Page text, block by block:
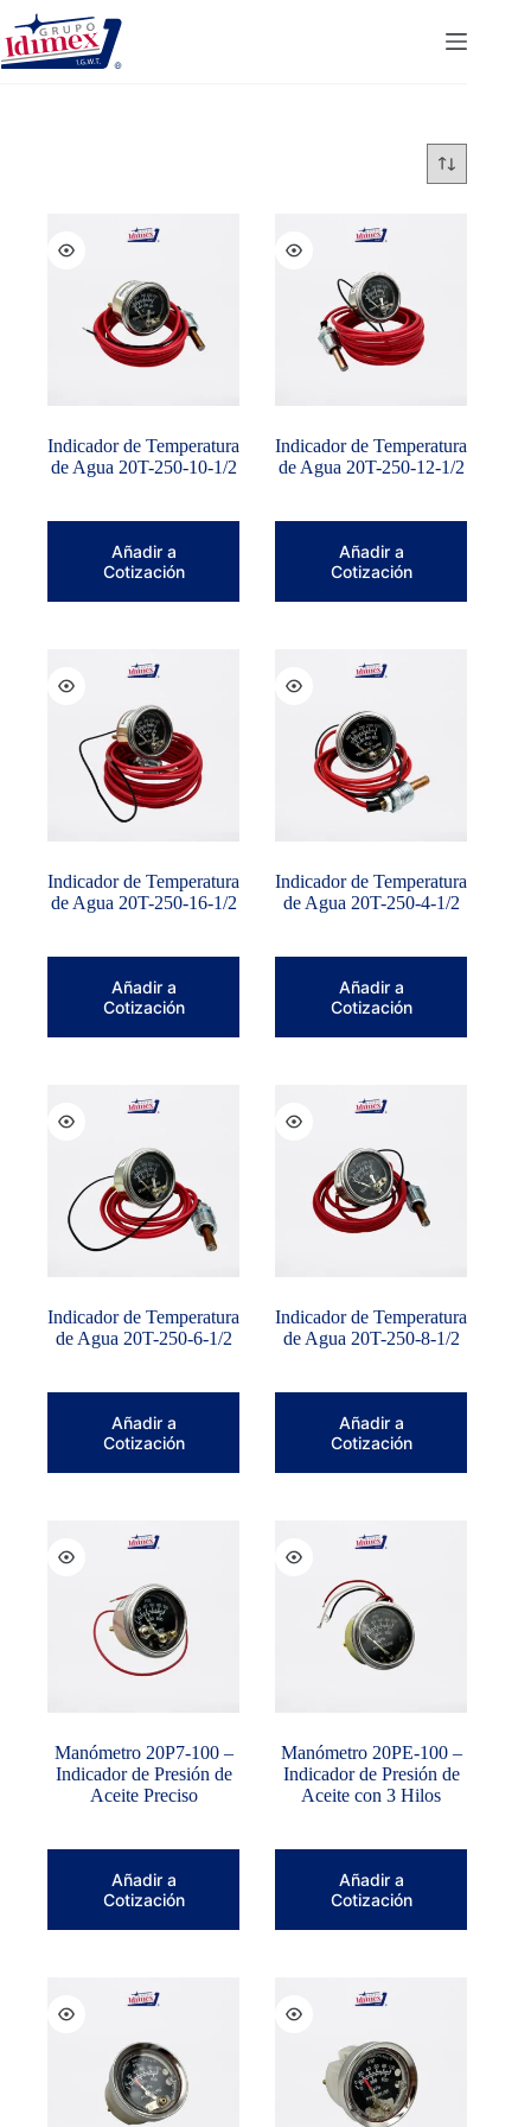
Saltar
contenido
Indicador de Temperatura
de Agua 20T-250-10-1/2
Añadir a
Cotización
Indicador de Temperatura
de Agua 20T-250-12-1/2
Añadir a
Cotización
Indicador de Temperatura
de Agua 20T-250-16-1/2
Añadir a
Cotización
Indicador de Temperatura
de Agua 20T-250-4-1/2
Añadir a
Cotización
Indicador de Temperatura
de Agua 20T-250-6-1/2
Añadir a
Cotización
Indicador de Temperatura
de Agua 20T-250-8-1/2
Añadir a
Cotización
Manómetro 20P7-100 –
Indicador de Presión de
Aceite Preciso
Añadir a
Cotización
Manómetro 20PE-100 –
Indicador de Presión de
Aceite con 3 Hilos
Añadir a
Cotización